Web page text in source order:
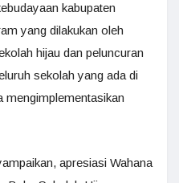
kabupaten
yang dilakukan oleh
hijau dan peluncuran
sekolah yang ada di
mengimplementasikan
apresiasi Wahana